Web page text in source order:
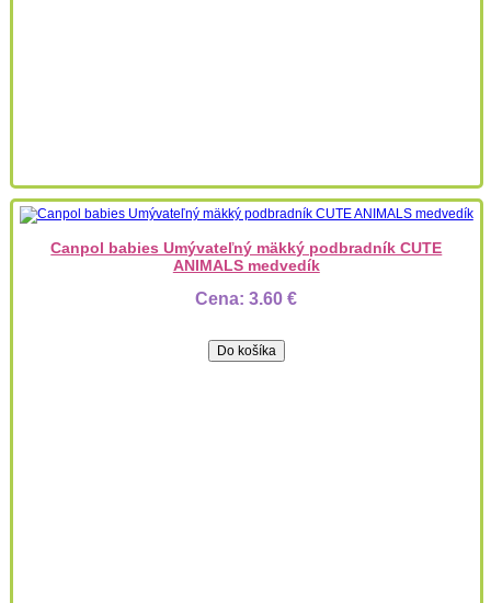
Canpol babies Umývateľný mäkký podbradník CUTE
ANIMALS medvedík
Cena:3.60 €